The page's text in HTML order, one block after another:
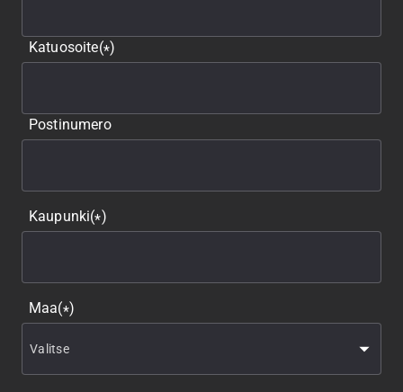
Katuosoite(*)
Postinumero
Kaupunki(*)
Maa(*)